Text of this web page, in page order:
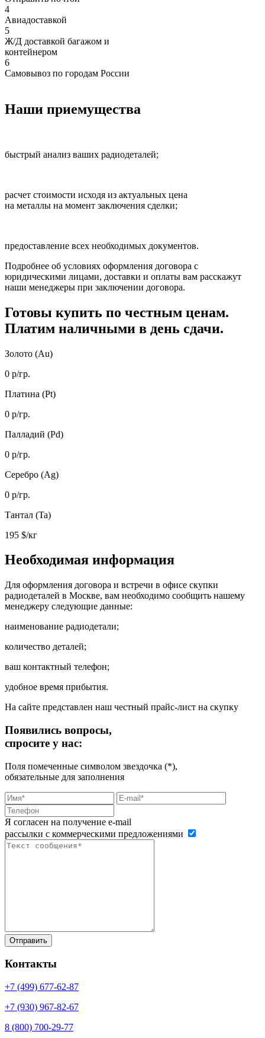
4
Авиадоставкой
5
Ж/Д доставкой багажом и
контейнером
6
Самовывоз по городам России
Наши приемущества
быстрый анализ ваших радиодеталей;
расчет стоимости исходя из актуальных цена
на металлы на момент заключения сделки;
предоставление всех необходимых документов.
Подробнее об условиях оформления договора с
юридическими лицами, доставки и оплаты вам расскажут
наши менеджеры при заключении договора.
Готовы купить по честным ценам.
Платим наличными в день сдачи.
Золото (Au)
0 р/гр.
Платина (Pt)
0 р/гр.
Палладий (Pd)
0 р/гр.
Серебро (Ag)
0 р/гр.
Тантал (Ta)
195 $/кг
Необходимая информация
Для оформления договора и встречи в офисе скупки
радиодеталей в Москве, вам необходимо сообщить нашему
менеджеру следующие данные:
наименование радиодетали;
количество деталей;
ваш контактный телефон;
удобное время прибытия.
На сайте представлен наш честный прайс-лист на скупку
Появились вопросы,
спросите у нас:
Поля помеченные символом звездочка (*),
обязательные для заполнения
Я согласен на получение e-mail
рассылки с коммерческими предложениями
Контакты
+7 (499) 677-62-87
+7 (930) 967-82-67
8 (800) 700-29-77